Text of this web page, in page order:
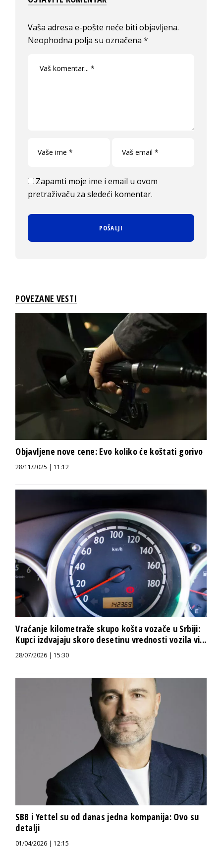
Vaša adresa e-pošte neće biti objavljena.
Neophodna polja su označena*
Zapamti moje ime i email u ovom
pretraživaču za sledeći komentar.
POVEZANE VESTI
Objavljene nove cene: Evo koliko će koštati gorivo
28/11/2025 | 11:12
Vraćanje kilometraže skupo košta vozače u Srbiji:
Kupci izdvajaju skoro desetinu vrednosti vozila vi...
28/07/2026 | 15:30
SBB i Yettel su od danas jedna kompanija: Ovo su
detalji
01/04/2026 | 12:15